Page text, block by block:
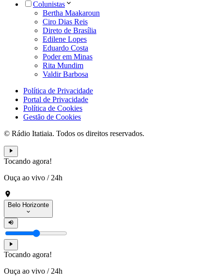
Colunistas
Bertha Maakaroun
Ciro Dias Reis
Direto de Brasília
Edilene Lopes
Eduardo Costa
Poder em Minas
Rita Mundim
Valdir Barbosa
Política de Privacidade
Portal de Privacidade
Política de Cookies
Gestão de Cookies
© Rádio Itatiaia. Todos os direitos reservados.
Tocando agora!
Ouça ao vivo / 24h
Belo Horizonte
Tocando agora!
Ouça ao vivo / 24h